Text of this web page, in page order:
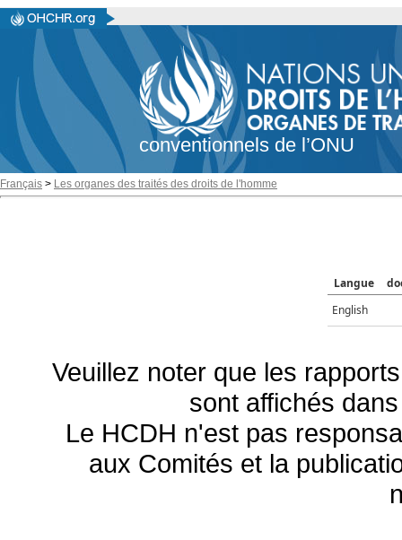
conventionnels de l’ONU
Français > Les organes des traités des droits de l'homme
Langue
English
Veuillez noter que les
sont affichés
Le HCDH n'est pas
aux Comités et la